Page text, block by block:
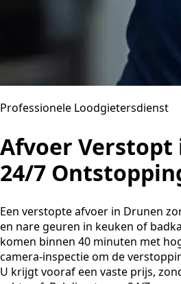
Professionele Loodgietersdienst
Afvoer Verstopt
24/7
Een verstopte afvoer in Drunen
en nare geuren in keuken of
komen binnen 40 minuten met
camera-inspectie om de
U krijgt vooraf een vaste prijs,